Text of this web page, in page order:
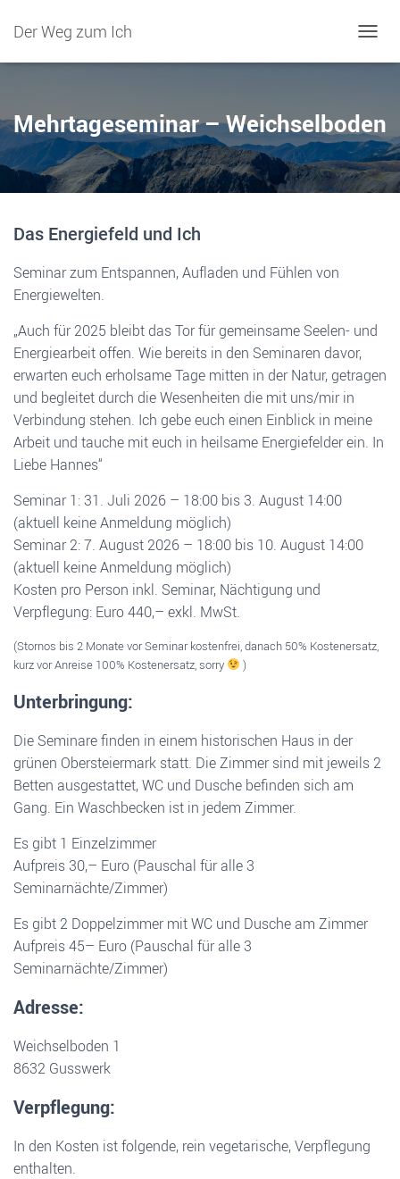
Der Weg zum Ich
Mehrtageseminar – Weichselboden
Das Energiefeld und Ich
Seminar zum Entspannen, Aufladen und Fühlen von
Energiewelten.
„Auch für 2025 bleibt das Tor für gemeinsame Seelen- und
Energiearbeit offen. Wie bereits in den Seminaren davor,
erwarten euch erholsame Tage mitten in der Natur, getragen
und begleitet durch die Wesenheiten die mit uns/mir in
Verbindung stehen. Ich gebe euch einen Einblick in meine
Arbeit und tauche mit euch in heilsame Energiefelder ein. In
Liebe Hannes“
Seminar 1: 31. Juli 2026 – 18:00 bis 3. August 14:00
(aktuell keine Anmeldung möglich)
Seminar 2: 7. August 2026 – 18:00 bis 10. August 14:00
(aktuell keine Anmeldung möglich)
Kosten pro Person inkl. Seminar, Nächtigung und
Verpflegung: Euro 440,– exkl. MwSt.
(Stornos bis 2 Monate vor Seminar kostenfrei, danach 50% Kostenersatz,
kurz vor Anreise 100% Kostenersatz, sorry
)
Unterbringung:
Die Seminare finden in einem historischen Haus in der
grünen Obersteiermark statt. Die Zimmer sind mit jeweils 2
Betten ausgestattet, WC und Dusche befinden sich am
Gang. Ein Waschbecken ist in jedem Zimmer.
Es gibt 1 Einzelzimmer
Aufpreis 30,– Euro (Pauschal für alle 3
Seminarnächte/Zimmer)
Es gibt 2 Doppelzimmer mit WC und Dusche am Zimmer
Aufpreis 45– Euro (Pauschal für alle 3
Seminarnächte/Zimmer)
Adresse:
Weichselboden 1
8632 Gusswerk
Verpflegung:
In den Kosten ist folgende, rein vegetarische, Verpflegung
enthalten.